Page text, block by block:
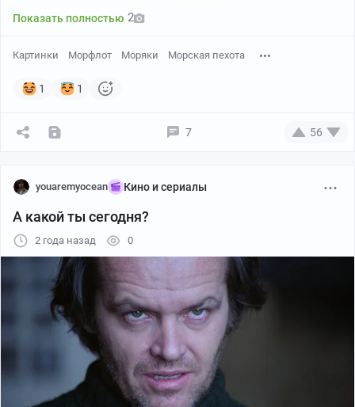
Показать полностью 2
Картинки Морфлот Моряки Морская пехота
1 1
7 56
youaremyocean Кино и сериалы
А какой ты сегодня?
2 года назад 0